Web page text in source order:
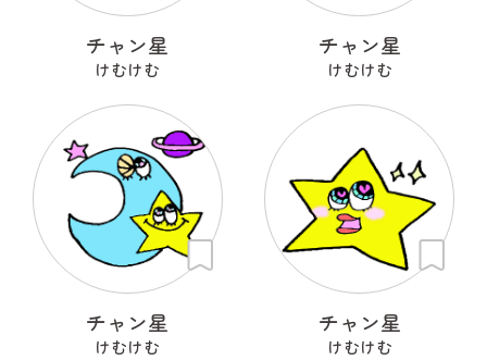
チャン星
けむけむ
チャン星
けむけむ
チャン星
けむけむ
チャン星
けむけむ